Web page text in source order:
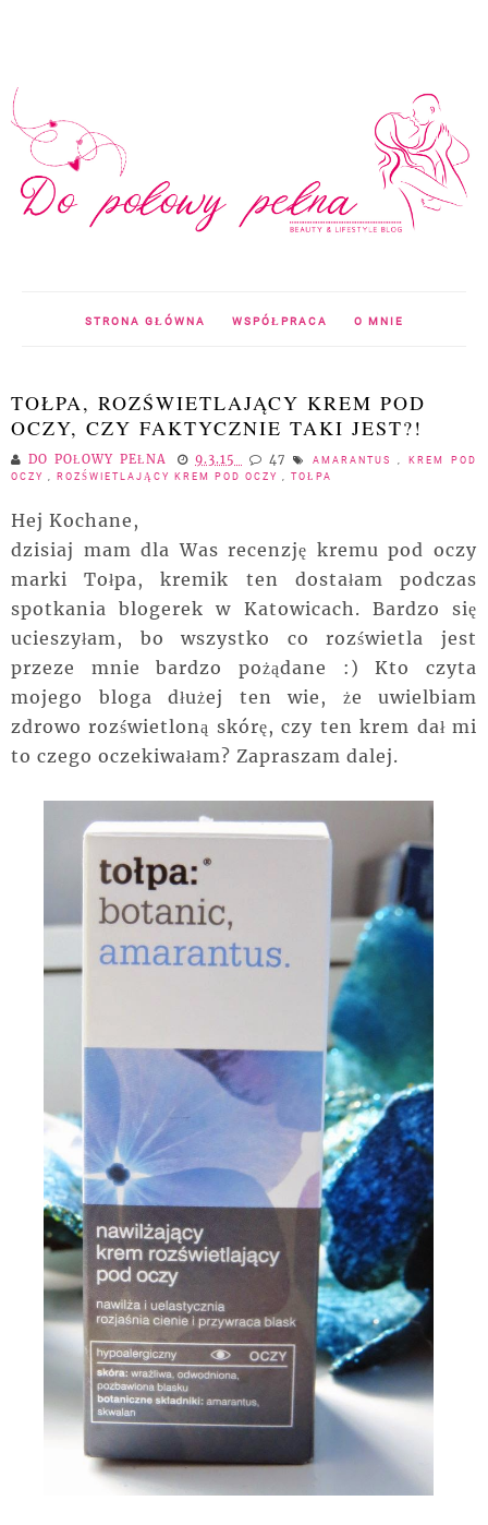
STRONA GŁÓWNA WSPÓŁPRACA O MNIE
TOŁPA, ROZŚWIETLAJĄCY KREM POD
OCZY, CZY FAKTYCZNIE TAKI JEST?!
DO POŁOWY PEŁNA 9.3.15 47 AMARANTUS
KREM POD
OCZY
ROZŚWIETLAJĄCY KREM POD OCZY TOŁPA
Hej Kochane,
dzisiaj mam dla Was recenzję kremu pod oczy
marki Tołpa, kremik ten dostałam podczas
spotkania blogerek w Katowicach. Bardzo się
ucieszyłam, bo wszystko co rozświetla jest
przeze mnie bardzo pożądane :) Kto czyta
mojego bloga dłużej ten wie, że uwielbiam
zdrowo rozświetloną skórę, czy ten krem dał mi
to czego oczekiwałam? Zapraszam dalej.